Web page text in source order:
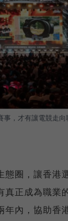
事，才有讓電競走
態圈，讓香港
真正成為職業
年內，協助香